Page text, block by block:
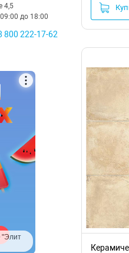
4,5
до 18:00
800 222-17-62
"Элит